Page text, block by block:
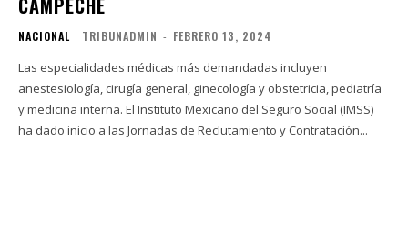
NACIONAL TRIBUNADMIN - FEBRERO 13, 2024
Las especialidades médicas más demandadas incluyen
anestesiología, cirugía general, ginecología y obstetricia, pediatría
y medicina interna. El Instituto Mexicano del Seguro Social (IMSS)
ha dado inicio a las Jornadas de Reclutamiento y Contratación...